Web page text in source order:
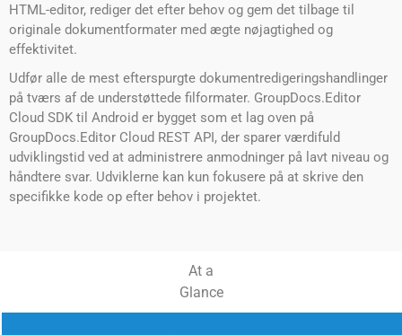
HTML-editor, rediger det efter behov og gem det tilbage til
originale dokumentformater med ægte nøjagtighed og
effektivitet.
Udfør alle de mest efterspurgte dokumentredigeringshandlinger
på tværs af de understøttede filformater. GroupDocs.Editor
Cloud SDK til Android er bygget som et lag oven på
GroupDocs.Editor Cloud REST API, der sparer værdifuld
udviklingstid ved at administrere anmodninger på lavt niveau og
håndtere svar. Udviklerne kan kun fokusere på at skrive den
specifikke kode op efter behov i projektet.
At a
Glance